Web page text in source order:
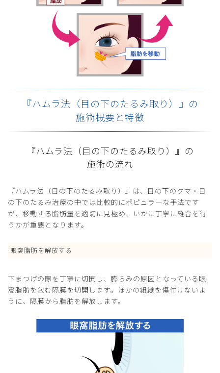
『ハムラ法（目の下のたるみ取り）』の
施術概要と特徴
『ハムラ法（目の下のたるみ取り）』の
施術の流れ
『ハムラ法（目の下のたるみ取り）』は、目の下のクマ・目
の下のたるみ治療の中では比較的にポピュラーな手法です
が、移動する脂肪量を適切に見極め、いかに丁寧に縫合を行
うかが重要となります。
眼窩脂肪を解放する
下まつげの際を丁寧に切開し、膨らみの原因となっている眼
窩脂肪を包む隔膜を切開します。ほかの組織を傷付けないよ
うに、隔膜から脂肪を解放します。